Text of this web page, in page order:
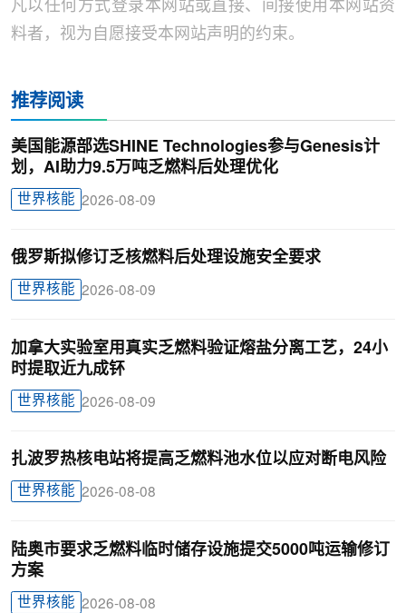
凡以任何方式登录本网站或直接、间接使用本网站资
料者，视为自愿接受本网站声明的约束。
推荐阅读
美国能源部选SHINE Technologies参与Genesis计
划，AI助力9.5万吨乏燃料后处理优化
世界核能 2026-08-09
俄罗斯拟修订乏核燃料后处理设施安全要求
世界核能 2026-08-09
加拿大实验室用真实乏燃料验证熔盐分离工艺，24小
时提取近九成钚
世界核能 2026-08-09
扎波罗热核电站将提高乏燃料池水位以应对断电风险
世界核能 2026-08-08
陆奥市要求乏燃料临时储存设施提交5000吨运输修订
方案
世界核能 2026-08-08